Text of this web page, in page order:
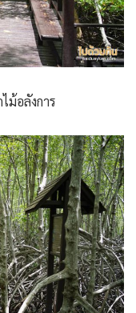
ม้อลังการ